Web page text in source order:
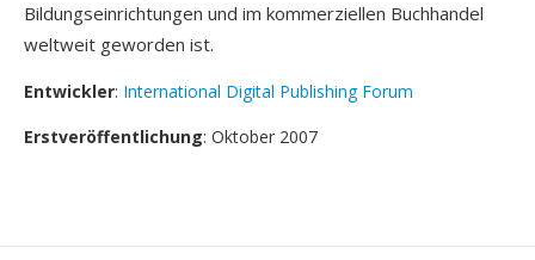
Bildungseinrichtungen und im kommerziellen Buchhandel
weltweit geworden ist.
Entwickler: International Digital Publishing Forum
Erstveröffentlichung: Oktober 2007